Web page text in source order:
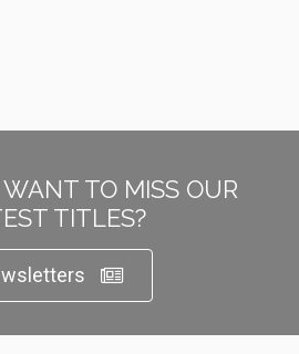
TO MISS OUR
TITLES?